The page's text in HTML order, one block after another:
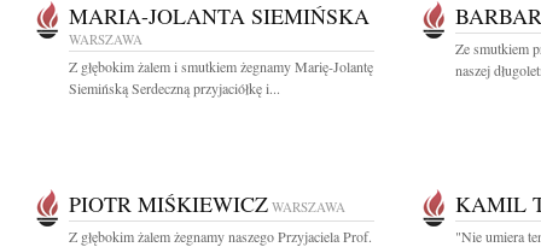
MARIA-JOLANTA SIEMIŃSKA
WARSZAWA
Z głębokim żalem i smutkiem żegnamy Marię-Jolantę
Siemińską Serdeczną przyjaciółkę i...
Ze smutkiem
naszej
PIOTR MIŚKIEWICZ WARSZAWA
Z głębokim żalem żegnamy naszego Przyjaciela Prof.
KAMIL
"Nie umiera